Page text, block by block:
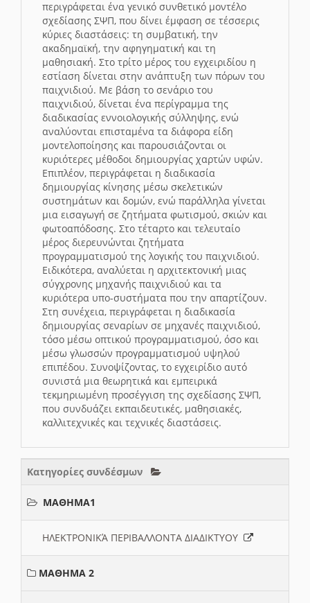
περιγράφεται ένα γενικό συνθετικό μοντέλο
σχεδίασης ΣΨΠ, που δίνει έμφαση σε τέσσερις
κύριες διαστάσεις: τη συμβατική, την
ακαδημαϊκή, την αφηγηματική και τη
μαθησιακή. Στο τρίτο μέρος του εγχειριδίου η
εστίαση δίνεται στην ανάπτυξη των πόρων του
παιχνιδιού. Με βάση το σενάριο του
παιχνιδιού, δίνεται ένα περίγραμμα της
διαδικασίας εννοιολογικής σύλληψης, ενώ
αναλύονται επισταμένα τα διάφορα είδη
μοντελοποίησης και παρουσιάζονται οι
κυριότερες μέθοδοι δημιουργίας χαρτών υφών.
Επιπλέον, περιγράφεται η διαδικασία
δημιουργίας κίνησης μέσω σκελετικών
συστημάτων και δομών, ενώ παράλληλα γίνεται
μια εισαγωγή σε ζητήματα φωτισμού, σκιών και
φωτοαπόδοσης. Στο τέταρτο και τελευταίο
μέρος διερευνώνται ζητήματα
προγραμματισμού της λογικής του παιχνιδιού.
Ειδικότερα, αναλύεται η αρχιτεκτονική μιας
σύγχρονης μηχανής παιχνιδιού και τα
κυριότερα υπο-συστήματα που την απαρτίζουν.
Στη συνέχεια, περιγράφεται η διαδικασία
δημιουργίας σεναρίων σε μηχανές παιχνιδιού,
τόσο μέσω οπτικού προγραμματισμού, όσο και
μέσω γλωσσών προγραμματισμού υψηλού
επιπέδου. Συνοψίζοντας, το εγχειρίδιο αυτό
συνιστά μια θεωρητικά και εμπειρικά
τεκμηριωμένη προσέγγιση της σχεδίασης ΣΨΠ,
που συνδυάζει εκπαιδευτικές, μαθησιακές,
καλλιτεχνικές και τεχνικές διαστάσεις.
Κατηγορίες συνδέσμων
ΜΑΘΗΜΑ1
ΗΛΕΚΤΡΟΝΙΚΆ ΠΕΡΙΒΑΛΛΟΝΤΑ ΔΙΑΔΙΚΤΥΟΥ
ΜΑΘΗΜΑ 2